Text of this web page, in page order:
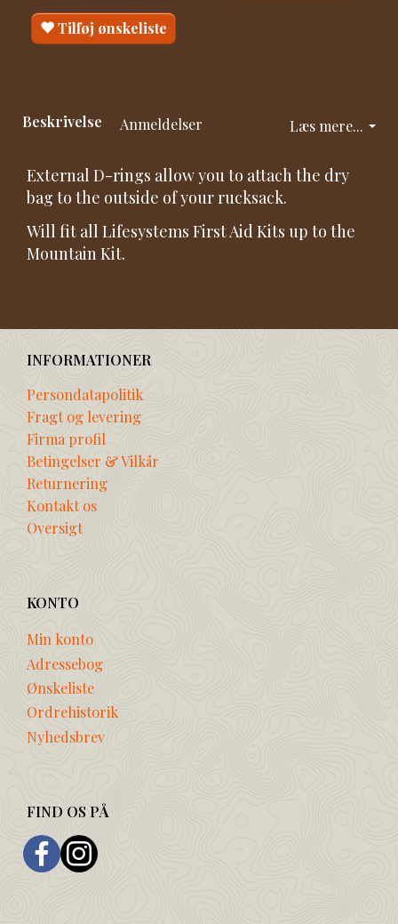
Tilføj ønskeliste
Læs mere...
Beskrivelse Anmeldelser
External D-rings allow you to attach the dry
bag to the outside of your rucksack.
Will fit all Lifesystems First Aid Kits up to the
Mountain Kit.
INFORMATIONER
Persondatapolitik
Fragt og levering
Firma profil
Betingelser & Vilkår
Returnering
Kontakt os
Oversigt
KONTO
Min konto
Adressebog
Ønskeliste
Ordrehistorik
Nyhedsbrev
FIND OS PÅ